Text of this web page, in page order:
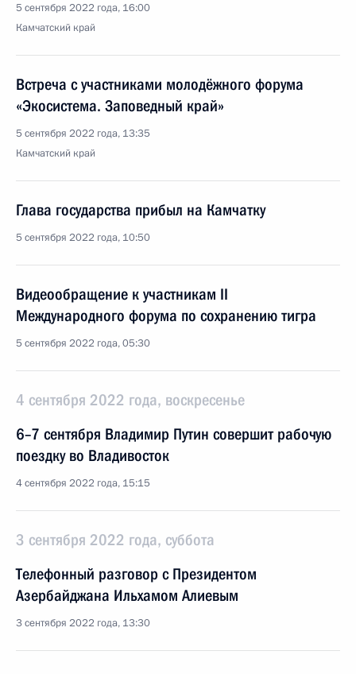
5 сентября 2022 года, 16:00
Камчатский край
Встреча с участниками молодёжного форума
«Экосистема. Заповедный край»
5 сентября 2022 года, 13:35
Камчатский край
Глава государства прибыл на Камчатку
5 сентября 2022 года, 10:50
Видеообращение к участникам II
Международного форума по сохранению тигра
5 сентября 2022 года, 05:30
4 сентября 2022 года, воскресенье
6–7 сентября Владимир Путин совершит рабочую
поездку во Владивосток
4 сентября 2022 года, 15:15
3 сентября 2022 года, суббота
Телефонный разговор с Президентом
Азербайджана Ильхамом Алиевым
3 сентября 2022 года, 13:30